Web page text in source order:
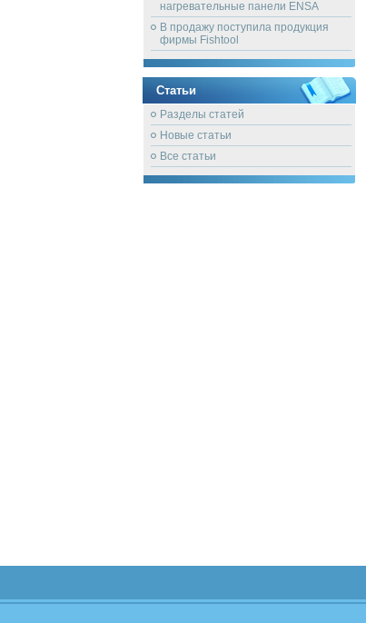
нагревательные панели ENSA
В продажу поступила продукция
фирмы Fishtool
Статьи
Разделы статей
Новые статьи
Все статьи